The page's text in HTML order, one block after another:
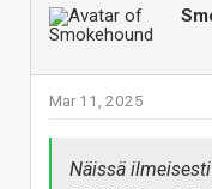
Mar 11, 2025
Näissä